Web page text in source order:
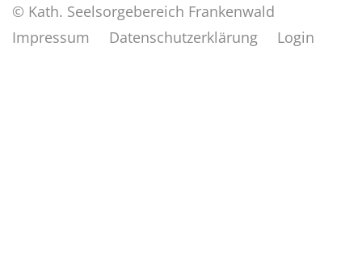
© Kath. Seelsorgebereich Frankenwald
Impressum
Datenschutzerklärung Login